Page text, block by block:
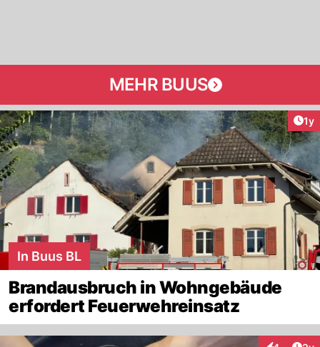
MEHR BUUS
1y
In Buus BL
Brandausbruch in Wohngebäude
erfordert Feuerwehreinsatz